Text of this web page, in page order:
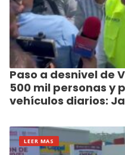
Paso a desnivel de
500 mil personas y
vehículos diarios:
LEER MAS